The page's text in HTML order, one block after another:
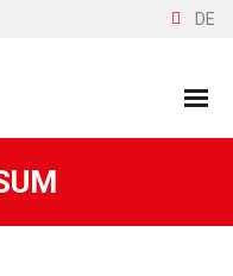
DE